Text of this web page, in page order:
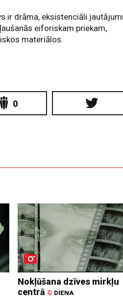
ir drāma, eksistenciāli
eiforiskam priekam,
materiālos.
0
Nokļūšana dzīves mirkļu
centrā © DIENA